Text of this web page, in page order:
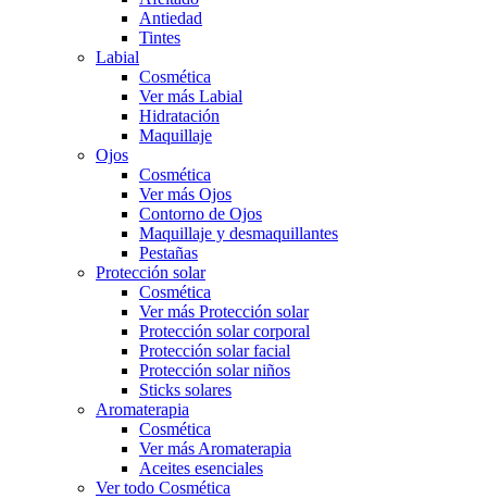
Antiedad
Tintes
Labial
Cosmética
Ver más Labial
Hidratación
Maquillaje
Ojos
Cosmética
Ver más Ojos
Contorno de Ojos
Maquillaje y desmaquillantes
Pestañas
Protección solar
Cosmética
Ver más Protección solar
Protección solar corporal
Protección solar facial
Protección solar niños
Sticks solares
Aromaterapia
Cosmética
Ver más Aromaterapia
Aceites esenciales
Ver todo Cosmética